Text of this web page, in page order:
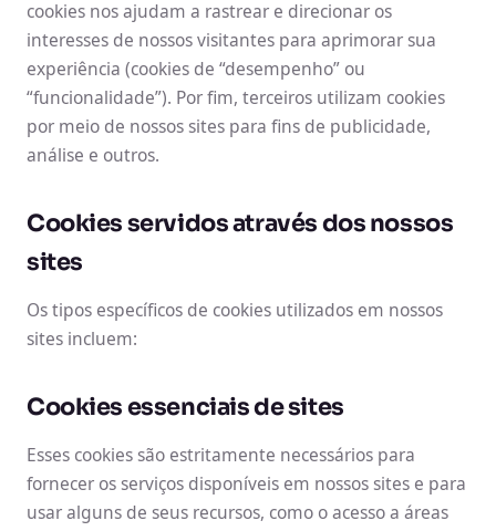
cookies nos ajudam a rastrear e direcionar os
interesses de nossos visitantes para aprimorar sua
experiência (cookies de “desempenho” ou
“funcionalidade”). Por fim, terceiros utilizam cookies
por meio de nossos sites para fins de publicidade,
análise e outros.
Cookies servidos através dos nossos
sites
Os tipos específicos de cookies utilizados em nossos
sites incluem:
Cookies essenciais de sites
Esses cookies são estritamente necessários para
fornecer os serviços disponíveis em nossos sites e para
usar alguns de seus recursos, como o acesso a áreas